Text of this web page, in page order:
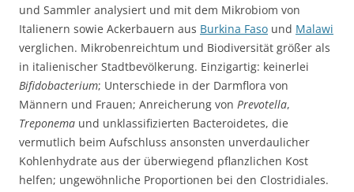
und Sammler analysiert und mit dem Mikrobiom von
Italienern sowie Ackerbauern aus Burkina Faso und Malawi
verglichen. Mikrobenreichtum und Biodiversität größer als
in italienischer Stadtbevölkerung. Einzigartig: keinerlei
Bifidobacterium; Unterschiede in der Darmflora von
Männern und Frauen; Anreicherung von Prevotella,
Treponema und unklassifizierten Bacteroidetes, die
vermutlich beim Aufschluss ansonsten unverdaulicher
Kohlenhydrate aus der überwiegend pflanzlichen Kost
helfen; ungewöhnliche Proportionen bei den Clostridiales.